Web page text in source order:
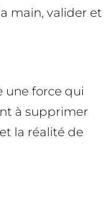
main, valider et
une force qui
à supprimer
la réalité de